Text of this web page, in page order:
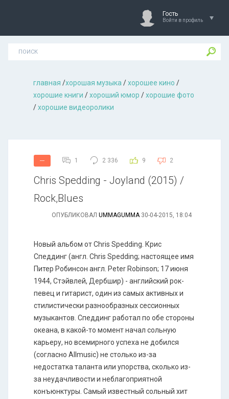
Гость
Войти в профиль
главная /хорошая музыкa /хорошее кино /
хорошие книги /хороший юмор /хорошие фото
/хорошие видеоролики
--- 1 2 336 9 2
Chris Spedding - Joyland (2015) /
Rock,Blues
ОПУБЛИКОВАЛ UMMAGUMMA30-04-2015, 18:04
Новый альбом от Chris Spedding. Крис
Спеддинг (англ. Chris Spedding; настоящее имя
Питер Робинсон англ. Peter Robinson; 17 июня
1944, Стэйвлей, Дербшир) - английский рок-
певец и гитарист, один из самых активных и
стилистически разнообразных сессионных
музыкантов. Спеддинг работал по обе стороны
океана, в какой-то момент начал сольную
карьеру, но всемирного успеха не добился
(согласно Allmusic) не столько из-за
недостатка таланта или упорства, сколько из-
за неудачливости и неблагоприятной
конъюнктуры. Самый известный сольный хит